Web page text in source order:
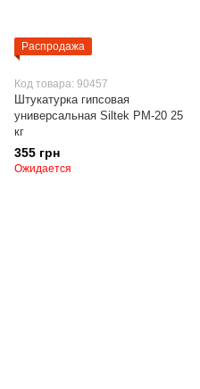
Распродажа
Код товара: 90457
Штукатурка гипсовая
универсальная Siltek РМ-20 25
кг
355 грн
Ожидается